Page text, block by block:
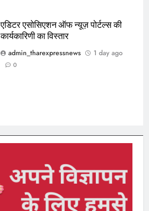
एडिटर एसोसिएशन ऑफ न्यूज़ पोर्टल्स की
कार्यकारिणी का विस्तार
admin_tharexpressnews
1 day ago
0